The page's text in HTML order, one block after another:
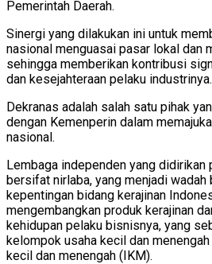
Pemerintah Daerah.
Sinergi yang dilakukan ini untuk
nasional menguasai pasar lokal dan
sehingga memberikan kontribusi
dan kesejahteraan pelaku industrinya.
Dekranas adalah salah satu pihak
dengan Kemenperin dalam
nasional.
Lembaga independen yang didirikan
bersifat nirlaba, yang menjadi wadah
kepentingan bidang kerajinan
mengembangkan produk kerajinan
kehidupan pelaku bisnisnya, yang
kelompok usaha kecil dan
kecil dan menengah (IKM).